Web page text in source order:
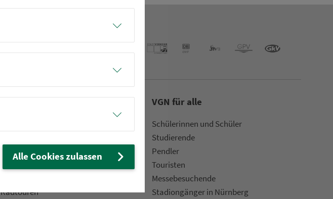
Frei­zeit-Tipps
Wandern
Radtouren
VGN für alle
Schülerinnen und Schüler
Stu­die­rende
Pendler
Touristen
Mes­se­be­suchende
Sta­di­on­gän­ger in Nürn­berg
Alle Cookies zulassen